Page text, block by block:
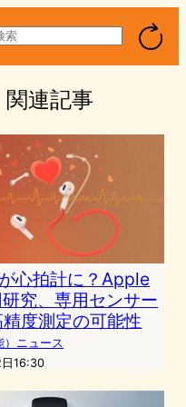
関連記事
心拍計に？Apple
究、専用センサー
度測定の可能性
）ニュース
16:30